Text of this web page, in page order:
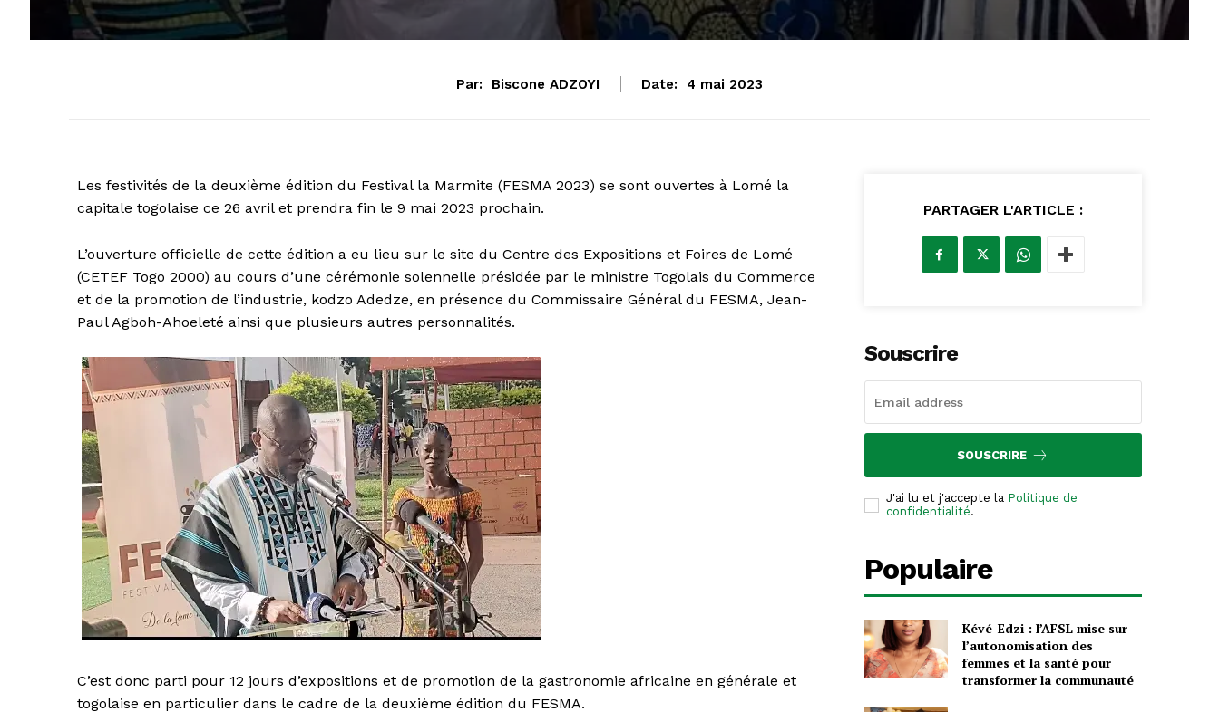
Par: Biscone ADZOYI Date: 4 mai 2023
Les festivités de la deuxième édition du Festival la Marmite (FESMA 2023) se sont ouvertes à Lomé la
capitale togolaise ce 26 avril et prendra fin le 9 mai 2023 prochain.
L’ouverture officielle de cette édition a eu lieu sur le site du Centre des Expositions et Foires de Lomé
(CETEF Togo 2000) au cours d’une cérémonie solennelle présidée par le ministre Togolais du Commerce
et de la promotion de l’industrie, kodzo Adedze, en présence du Commissaire Général du FESMA, Jean-
Paul Agboh-Ahoeleté ainsi que plusieurs autres personnalités.
C’est donc parti pour 12 jours d’expositions et de promotion de la gastronomie africaine en générale et
togolaise en particulier dans le cadre de la deuxième édition du FESMA.
PARTAGER L'ARTICLE :
Souscrire
SOUSCRIRE
J'ai lu et j'accepte la Politique de
confidentialité.
Populaire
Kévé-Edzi : l’AFSL mise sur
l’autonomisation des
femmes et la santé pour
transformer la communauté